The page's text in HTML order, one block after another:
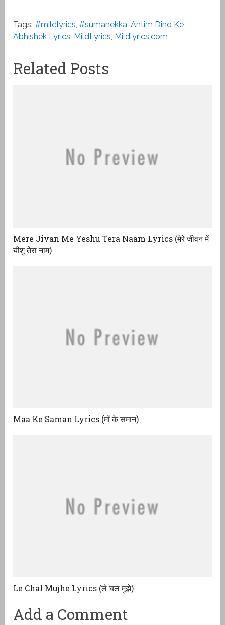
Tags: #mildlyrics,#sumanekka,Antim Dino Ke
Abhishek Lyrics, MildLyrics, Mildlyrics.com
Related Posts
Mere Jivan Me Yeshu Tera Naam Lyrics (मेरे जीवन में
यीशु तेरा नाम)
Maa Ke Saman Lyrics (माँ के समान)
Le Chal Mujhe Lyrics (ले चल मुझे)
Add a Comment